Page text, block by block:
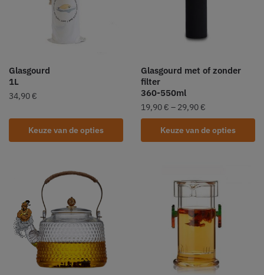
Glasgourd
1L
34,90 €
Keuze van de opties
Glasgourd met of zonder
filter
360-550ml
19,90 € – 29,90 €
Keuze van de opties